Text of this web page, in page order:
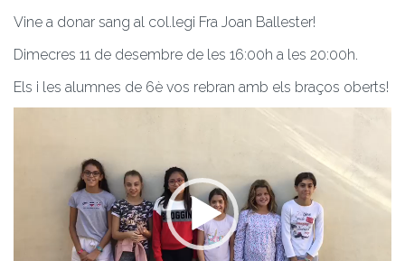
Vine a donar sang al col.legi Fra Joan Ballester!
Dimecres 11 de desembre de les 16:00h a les 20:00h.
Els i les alumnes de 6è vos rebran amb els braços oberts!